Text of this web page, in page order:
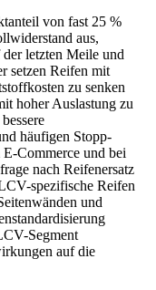
von fast 25 %
aus,
letzten Meile und
setzen Reifen mit
zu senken
hoher Auslastung zu
häufigen Stopp-
Commerce und bei
nach Reifenersatz
spezifische Reifen
und
Segment
auf die